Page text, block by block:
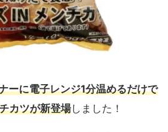
ーに電子レンジ1分温めるだけで
カツが新登場しました！